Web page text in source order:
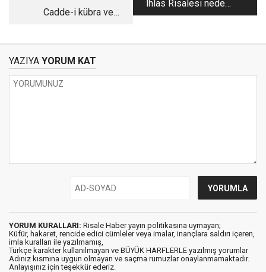
Cadde-i kübra ve
İhlas Risalesi neden
en az 15 günde bir
YAZIYA YORUM KAT
YORUM KURALLARI: Risale Haber yayın politikasına uymayan;
Küfür, hakaret, rencide edici cümleler veya imalar, inançlara saldırı içeren,
imla kuralları ile yazılmamış,
Türkçe karakter kullanılmayan ve BÜYÜK HARFLERLE yazılmış yorumlar
Adınız kısmına uygun olmayan ve saçma rumuzlar onaylanmamaktadır.
Anlayışınız için teşekkür ederiz.